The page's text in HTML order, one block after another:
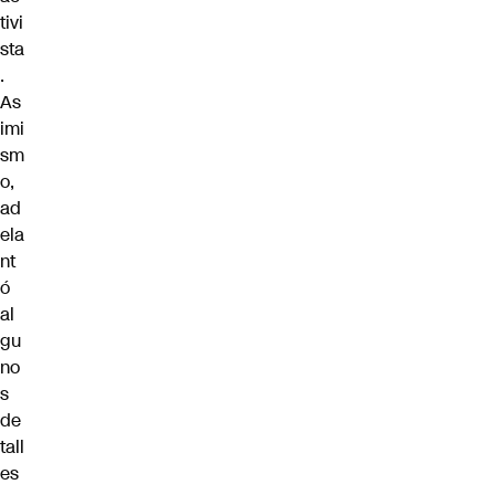
tivi
sta
.
As
imi
sm
o,
ad
ela
nt
ó
al
gu
no
s
de
tall
es